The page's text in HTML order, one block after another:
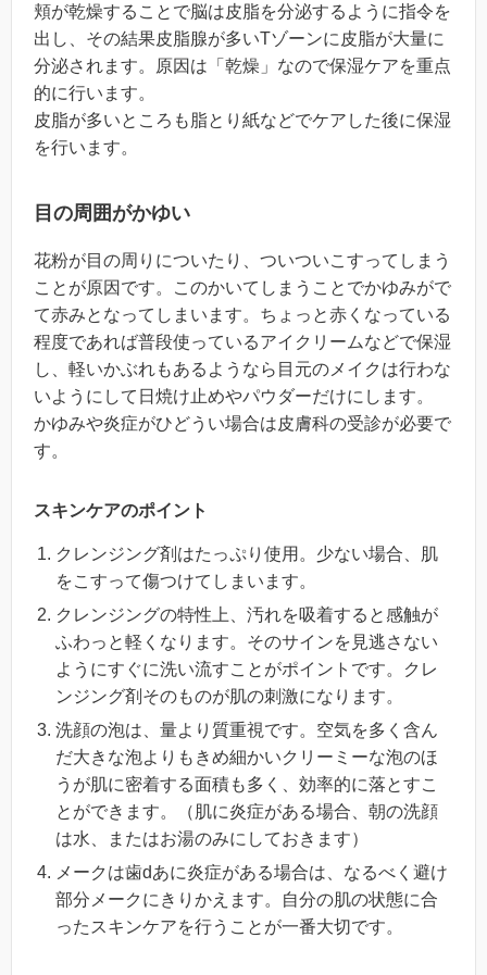
頬が乾燥することで脳は皮脂を分泌するように指令を
出し、その結果皮脂腺が多いTゾーンに皮脂が大量に
分泌されます。原因は「乾燥」なので保湿ケアを重点
的に行います。
皮脂が多いところも脂とり紙などでケアした後に保湿
を行います。
目の周囲がかゆい
花粉が目の周りについたり、ついついこすってしまう
ことが原因です。このかいてしまうことでかゆみがで
て赤みとなってしまいます。ちょっと赤くなっている
程度であれば普段使っているアイクリームなどで保湿
し、軽いかぶれもあるようなら目元のメイクは行わな
いようにして日焼け止めやパウダーだけにします。
かゆみや炎症がひどうい場合は皮膚科の受診が必要で
す。
スキンケアのポイント
クレンジング剤はたっぷり使用。少ない場合、肌
をこすって傷つけてしまいます。
クレンジングの特性上、汚れを吸着すると感触が
ふわっと軽くなります。そのサインを見逃さない
ようにすぐに洗い流すことがポイントです。クレ
ンジング剤そのものが肌の刺激になります。
洗顔の泡は、量より質重視です。空気を多く含ん
だ大きな泡よりもきめ細かいクリーミーな泡のほ
うが肌に密着する面積も多く、効率的に落とすこ
とができます。（肌に炎症がある場合、朝の洗顔
は水、またはお湯のみにしておきます）
メークは歯dあに炎症がある場合は、なるべく避け
部分メークにきりかえます。自分の肌の状態に合
ったスキンケアを行うことが一番大切です。